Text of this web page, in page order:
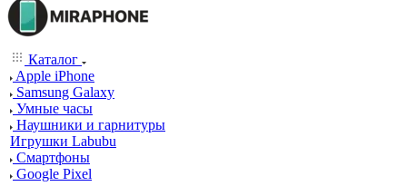
Каталог
Apple iPhone
Samsung Galaxy
Умные часы
Наушники и гарнитуры
Игрушки Labubu
Смартфоны
Google Pixel